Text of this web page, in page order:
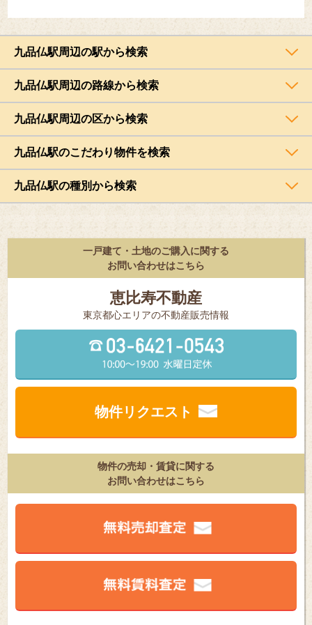
九品仏駅周辺の駅から検索
九品仏駅周辺の路線から検索
九品仏駅周辺の区から検索
九品仏駅のこだわり物件を検索
九品仏駅の種別から検索
一戸建て・土地のご購入に関する
お問い合わせはこちら
恵比寿不動産
東京都⼼エリアの不動産販売情報
物件リクエスト
物件の売却・賃貸に関する
お問い合わせはこちら